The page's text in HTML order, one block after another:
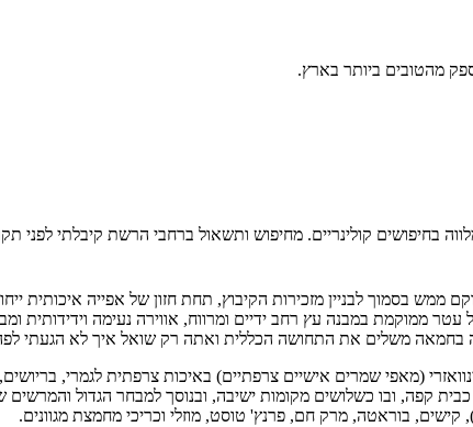
מהטובים ביותר בארץ.
בחיפושים קולינריים. מחיפוש ותשאול ברחבי הרשת קיבלתי לפני
ממש בסמוך לבניין מזכירות הקיבוץ, תחת חזון של אפייה איכותית
ממוקמת במבנה עץ רחב ידיים ומרווח, אווירה נעימה וידידותית
בחמאה משלים את התחושה הכללית ואתה רק שואל איך לא הגעתי
(מאפי שמרים אישיים צרפתיים) באיכות צרפתית לגמרי,
כבית קפה, ובו כשלושים מקומות ישיבה, ובנוסך למבחר הגדול
קישים, בוראטה, מרק חם, פרנץ' טוסט, מוזלי וכריכי מחמצת מגוונים.